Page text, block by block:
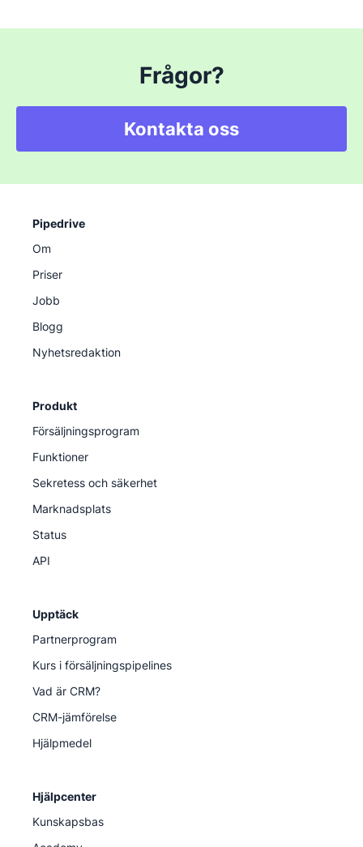
Frågor?
Kontakta oss
Pipedrive
Om
Priser
Jobb
Blogg
Nyhetsredaktion
Produkt
Försäljningsprogram
Funktioner
Sekretess och säkerhet
Marknadsplats
Status
API
Upptäck
Partnerprogram
Kurs i försäljningspipelines
Vad är CRM?
CRM-jämförelse
Hjälpmedel
Hjälpcenter
Kunskapsbas